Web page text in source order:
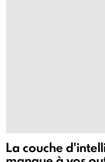
La couche